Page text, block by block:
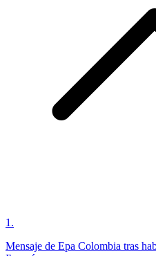
1 .
Mensaje de Epa Colombia tras